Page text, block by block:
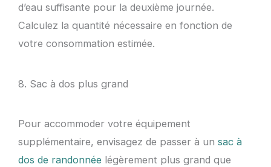
d’eau suffisante pour la deuxième journée.
Calculez la quantité nécessaire en fonction de
votre consommation estimée.
8. Sac à dos plus grand
Pour accommoder votre équipement
supplémentaire, envisagez de passer à un sac à
dos de randonnée légèrement plus grand que